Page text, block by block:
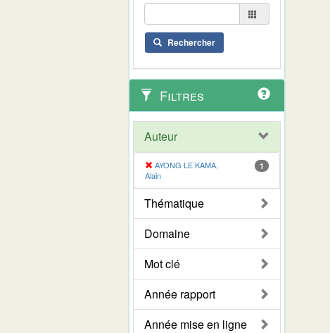
Rechercher
Filtres
Auteur
AYONG LE KAMA,
Alain
1
Thématique
Domaine
Mot clé
Année rapport
Année mise en ligne